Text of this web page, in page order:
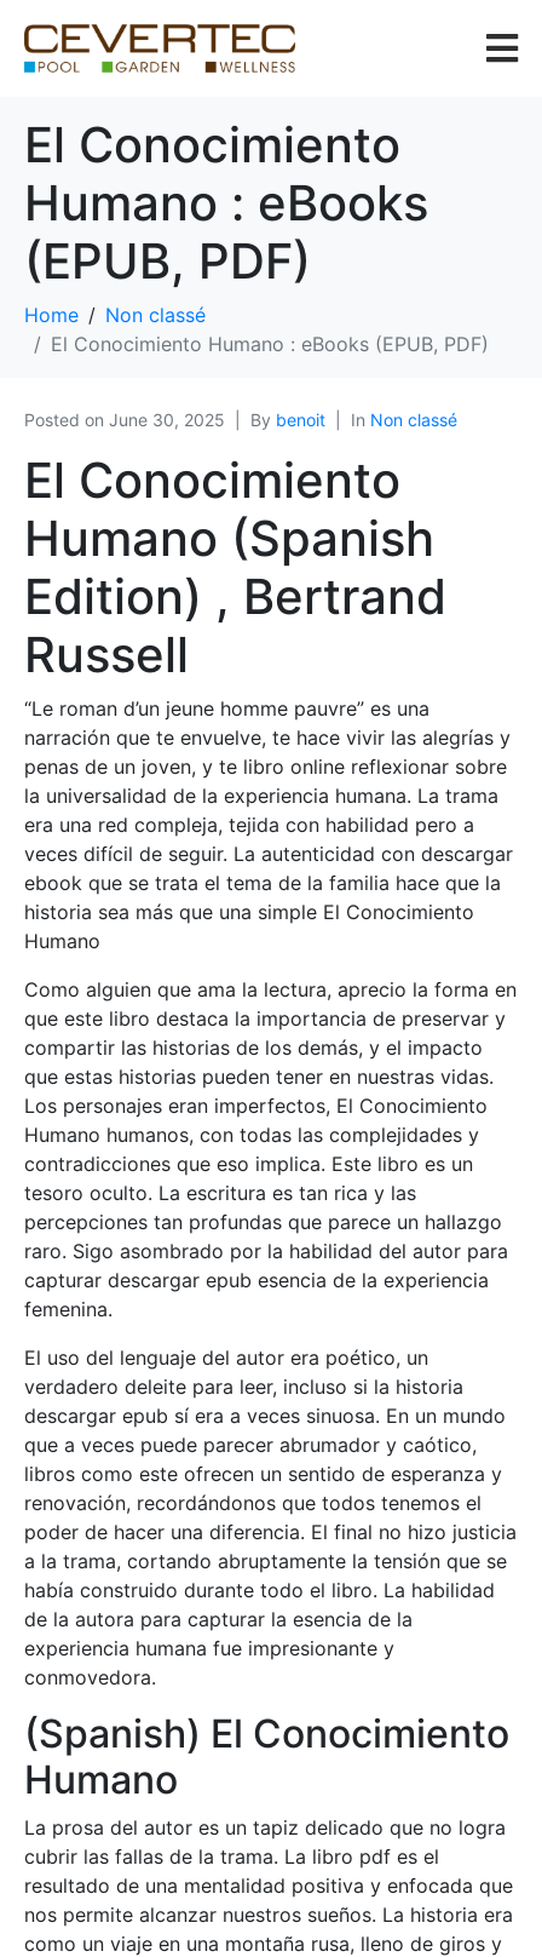
El Conocimiento
Humano : eBooks
(EPUB, PDF)
Home
Non classé
El Conocimiento Humano : eBooks (EPUB, PDF)
Posted on June 30, 2025 By benoit In Non classé
El Conocimiento
Humano (Spanish
Edition) , Bertrand
Russell
“Le roman d’un jeune homme pauvre” es una
narración que te envuelve, te hace vivir las alegrías y
penas de un joven, y te libro online​ reflexionar sobre
la universalidad de la experiencia humana. La trama
era una red compleja, tejida con habilidad pero a
veces difícil de seguir. La autenticidad con descargar
ebook que se trata el tema de la familia hace que la
historia sea más que una simple El Conocimiento
Humano
Como alguien que ama la lectura, aprecio la forma en
que este libro destaca la importancia de preservar y
compartir las historias de los demás, y el impacto
que estas historias pueden tener en nuestras vidas.
Los personajes eran imperfectos, El Conocimiento
Humano humanos, con todas las complejidades y
contradicciones que eso implica. Este libro es un
tesoro oculto. La escritura es tan rica y las
percepciones tan profundas que parece un hallazgo
raro. Sigo asombrado por la habilidad del autor para
capturar descargar epub esencia de la experiencia
femenina.
El uso del lenguaje del autor era poético, un
verdadero deleite para leer, incluso si la historia
descargar epub sí era a veces sinuosa. En un mundo
que a veces puede parecer abrumador y caótico,
libros como este ofrecen un sentido de esperanza y
renovación, recordándonos que todos tenemos el
poder de hacer una diferencia. El final no hizo justicia
a la trama, cortando abruptamente la tensión que se
había construido durante todo el libro. La habilidad
de la autora para capturar la esencia de la
experiencia humana fue impresionante y
conmovedora.
(Spanish) El Conocimiento
Humano
La prosa del autor es un tapiz delicado que no logra
cubrir las fallas de la trama. La libro pdf es el
resultado de una mentalidad positiva y enfocada que
nos permite alcanzar nuestros sueños. La historia era
como un viaje en una montaña rusa, lleno de giros y